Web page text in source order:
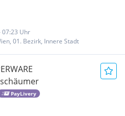
07:23 Uhr
01. Bezirk, Innere Stadt
PayLivery